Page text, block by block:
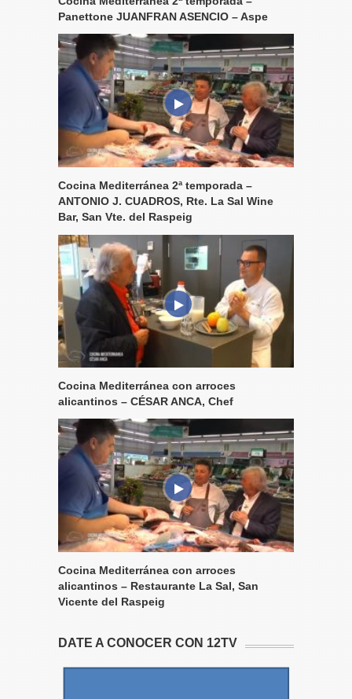
Panettone JUANFRAN ASENCIO – Aspe
Cocina Mediterránea 2ª temporada –
ANTONIO J. CUADROS, Rte. La Sal Wine
Bar, San Vte. del Raspeig
Cocina Mediterránea con arroces
alicantinos – CÉSAR ANCA, Chef
Cocina Mediterránea con arroces
alicantinos – Restaurante La Sal, San
Vicente del Raspeig
DATE A CONOCER CON 12TV